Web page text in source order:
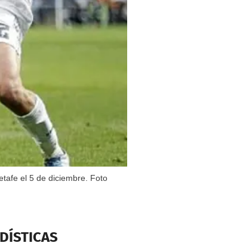
el 5 de diciembre. Foto